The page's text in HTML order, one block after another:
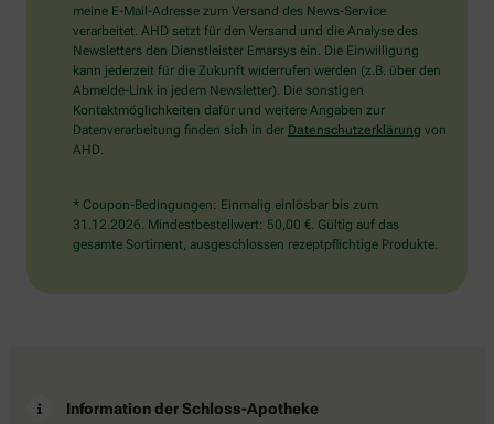
Sie
bitte
den
LKW.
meine E-Mail-Adresse zum Versand des News-Service
verarbeitet. AHD setzt für den Versand und die Analyse des
Newsletters den Dienstleister Emarsys ein. Die Einwilligung
kann jederzeit für die Zukunft widerrufen werden (z.B. über den
Abmelde-Link in jedem Newsletter). Die sonstigen
Kontaktmöglichkeiten dafür und weitere Angaben zur
Datenverarbeitung finden sich in der Datenschutzerklärung von
AHD.
* Coupon-Bedingungen: Einmalig einlösbar bis zum
31.12.2026. Mindestbestellwert: 50,00 €. Gültig auf das
gesamte Sortiment, ausgeschlossen rezeptpflichtige Produkte.
Information der Schloss-Apotheke